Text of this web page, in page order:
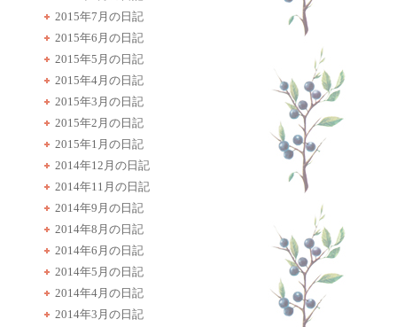
2015年7月の日記
2015年6月の日記
2015年5月の日記
2015年4月の日記
2015年3月の日記
2015年2月の日記
2015年1月の日記
2014年12月の日記
2014年11月の日記
2014年9月の日記
2014年8月の日記
2014年6月の日記
2014年5月の日記
2014年4月の日記
2014年3月の日記